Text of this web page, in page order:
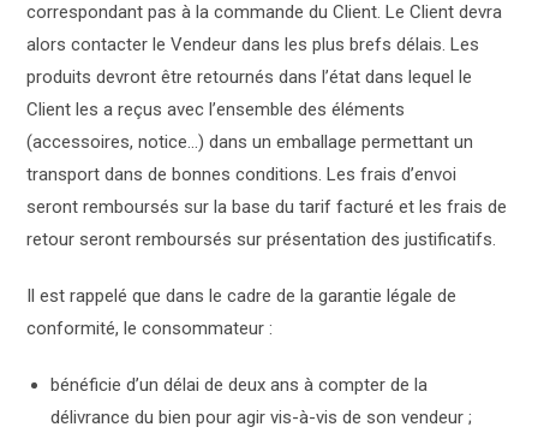
correspondant pas à la commande du Client. Le Client devra
alors contacter le Vendeur dans les plus brefs délais. Les
produits devront être retournés dans l’état dans lequel le
Client les a reçus avec l’ensemble des éléments
(accessoires, notice…) dans un emballage permettant un
transport dans de bonnes conditions. Les frais d’envoi
seront remboursés sur la base du tarif facturé et les frais de
retour seront remboursés sur présentation des justificatifs.
Il est rappelé que dans le cadre de la garantie légale de
conformité, le consommateur :
bénéficie d’un délai de deux ans à compter de la
délivrance du bien pour agir vis-à-vis de son vendeur ;